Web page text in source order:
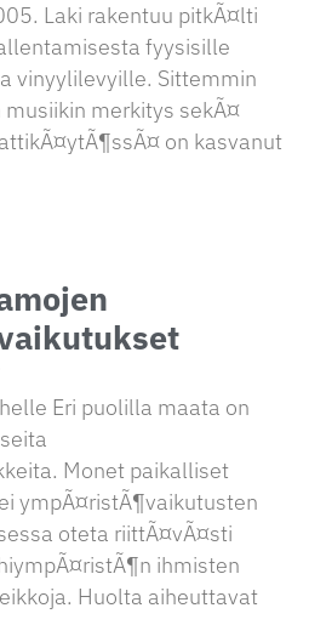
Laki rakentuu pitkÃ¤lti
fyysisille
vinyylilevyille. Sittemmin
merkitys sekÃ¤
on kasvanut
Eri puolilla maata on
Monet paikalliset
ympÃ¤ristÃ¶vaikutusten
oteta riittÃ¤vÃ¤sti
ihmisten
Huolta aiheuttavat